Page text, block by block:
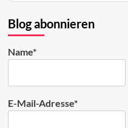
ansehen
Blog abonnieren
Name*
E-Mail-Adresse*